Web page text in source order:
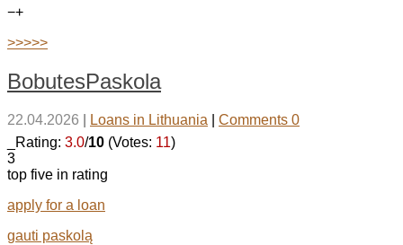
−+
>>>>>
BobutesPaskola
22.04.2026 Loans in Lithuania
Comments 0
_Rating: 3.0/10 (Votes: 11)
3
top five in rating
apply for a loan
gauti paskolą